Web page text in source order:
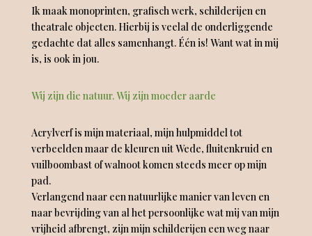
Ik maak monoprinten, grafisch werk, schilderijen en
theatrale objecten. Hierbij is veelal de onderliggende
gedachte dat alles samenhangt. Één is! Want wat in mij
is, is ook in jou.
Wij zijn die natuur. Wij zijn moeder aarde
Acrylverf is mijn materiaal, mijn hulpmiddel tot
verbeelden maar de kleuren uit Wede, fluitenkruid en
vuilboombast of walnoot komen steeds meer op mijn
pad.
Verlangend naar een natuurlijke manier van leven en
naar bevrijding van al het persoonlijke wat mij van mijn
vrijheid afbrengt, zijn mijn schilderijen een weg naar